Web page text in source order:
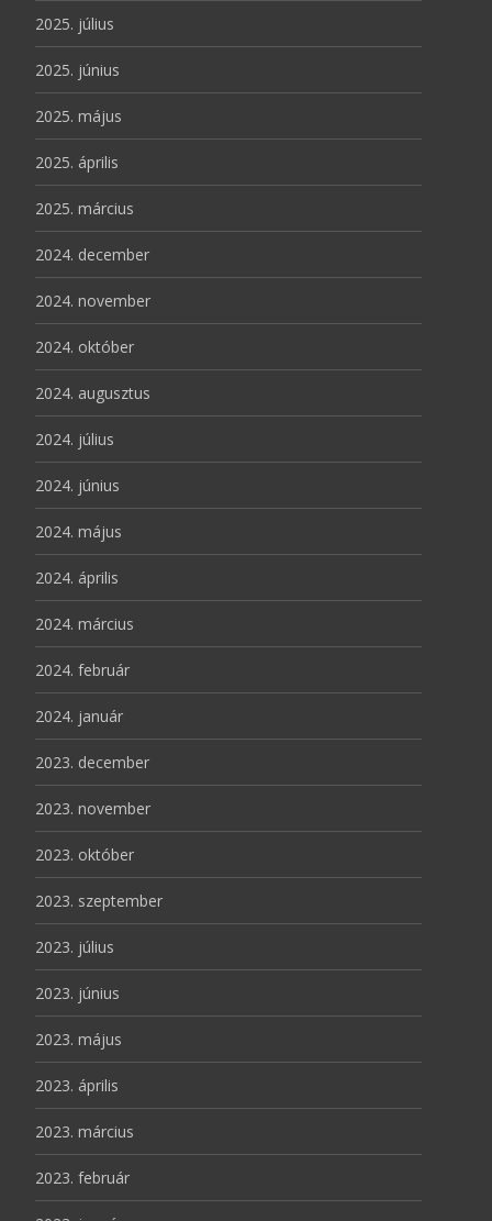
2025. július
2025. június
2025. május
2025. április
2025. március
2024. december
2024. november
2024. október
2024. augusztus
2024. július
2024. június
2024. május
2024. április
2024. március
2024. február
2024. január
2023. december
2023. november
2023. október
2023. szeptember
2023. július
2023. június
2023. május
2023. április
2023. március
2023. február